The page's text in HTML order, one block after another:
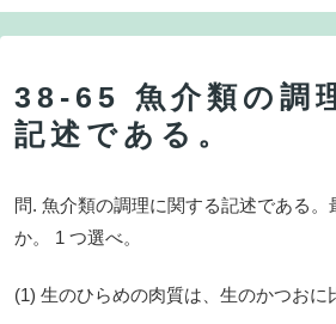
38-65 魚介類の調
記述である。
問. 魚介類の調理に関する記述である
か。 1 つ選べ。
(1) 生のひらめの肉質は、生のかつおに